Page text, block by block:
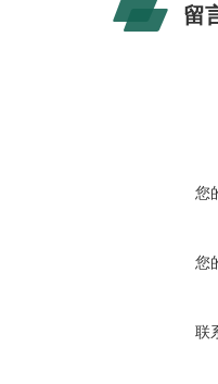
留
您
您
联